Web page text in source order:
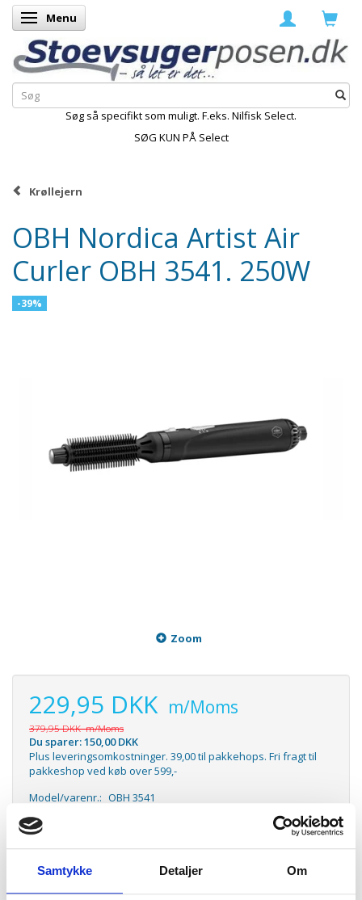
Samtykke Detaljer Om
Skifte navigation
Menu
Søg så specifikt som muligt. F.eks. Nilfisk Select.
SØG KUN PÅ Select
Krøllejern
OBH Nordica Artist Air
Curler OBH 3541. 250W
-39%
Zoom
229,95 DKK m/Moms
379,95 DKKm/Moms
Du sparer:150,00 DKK
Plus leveringsomkostninger. 39,00 til pakkehops. Fri fragt til
pakkeshop ved køb over 599,-
Model/varenr.: OBH 3541
Lager: